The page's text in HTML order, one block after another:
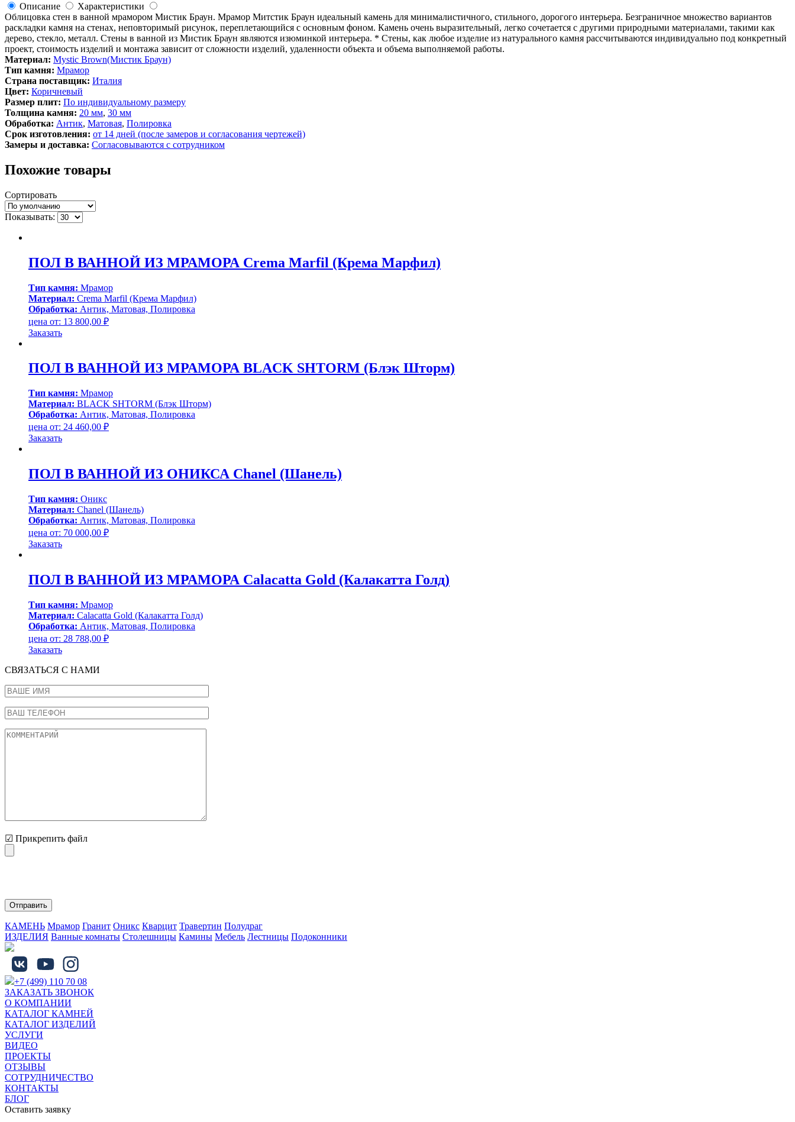
Описание
Характеристики
Облицовка стен в ванной мрамором Мистик Браун. Мрамор Митстик Браун идеальный камень для минималистичного, стильного, дорогого интерьера. Безграничное множество вариантов
раскладки камня на стенах, неповторимый рисунок, переплетающийся с основным фоном. Камень очень выразительный, легко сочетается с другими природными материалами, такими как
дерево, стекло, металл. Стены в ванной из Мистик Браун являются изюминкой интерьера. * Стены, как любое изделие из натурального камня рассчитываются индивидуально под конкретный
проект, стоимость изделий и монтажа зависит от сложности изделий, удаленности объекта и объема выполняемой работы.
Материал: Mystic Brown(Мистик Браун)
Тип камня: Мрамор
Страна поставщик: Италия
Цвет: Коричневый
Размер плит: По индивидуальному размеру
Толщина камня: 20 мм, 30 мм
Обработка: Антик, Матовая, Полировка
Срок изготовления: от 14 дней (после замеров и согласования чертежей)
Замеры и доставка: Согласовываются с сотрудником
Похожие товары
Сортировать
Показывать:
ПОЛ В ВАННОЙ ИЗ МРАМОРА Crema Marfil (Крема Марфил)
Тип камня: Мрамор
Материал: Crema Marfil (Крема Марфил)
Обработка: Антик, Матовая, Полировка
цена от: 13 800,00 ₽
Заказать
ПОЛ В ВАННОЙ ИЗ МРАМОРА BLACK SHTORM (Блэк Шторм)
Тип камня: Мрамор
Материал: BLACK SHTORM (Блэк Шторм)
Обработка: Антик, Матовая, Полировка
цена от: 24 460,00 ₽
Заказать
ПОЛ В ВАННОЙ ИЗ ОНИКСА Сhanel (Шанель)
Тип камня: Оникс
Материал: Сhanel (Шанель)
Обработка: Антик, Матовая, Полировка
цена от: 70 000,00 ₽
Заказать
ПОЛ В ВАННОЙ ИЗ МРАМОРА Calacatta Gold (Калакатта Голд)
Тип камня: Мрамор
Материал: Calacatta Gold (Калакатта Голд)
Обработка: Антик, Матовая, Полировка
цена от: 28 788,00 ₽
Заказать
СВЯЗАТЬСЯ С НАМИ
☑ Прикрепить файл
КАМЕНЬ Мрамор Гранит Оникс Кварцит Травертин Полудраг
ИЗДЕЛИЯ Ванные комнаты Столешницы Камины Мебель Лестницы Подоконники
+7 (499) 110 70 08
ЗАКАЗАТЬ ЗВОНОК
О КОМПАНИИ
КАТАЛОГ КАМНЕЙ
КАТАЛОГ ИЗДЕЛИЙ
УСЛУГИ
ВИДЕО
ПРОЕКТЫ
ОТЗЫВЫ
СОТРУДНИЧЕСТВО
КОНТАКТЫ
БЛОГ
Оставить заявку